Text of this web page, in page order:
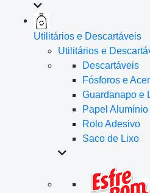
Utilitários e Descartáveis
Utilitários e
Descartáveis
Fósforos e
Guardanapo e
Papel Alumínio
Rolo Adesivo
Saco de Lixo